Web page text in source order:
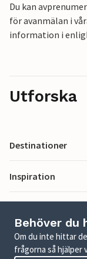
Du kan
för avanmälan i
information i
Utforska
Destinationer
Inspiration
Behöver du
Om du inte hittar
frågorna så hjälper